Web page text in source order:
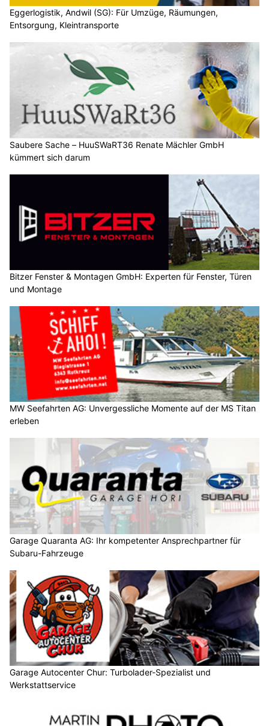
Eggerlogistik, Andwil (SG): Für Umzüge, Räumungen,
Entsorgung, Kleintransporte
Saubere Sache – HuuSWaRT36 Renate Mächler GmbH
kümmert sich darum
Bitzer Fenster & Montagen GmbH: Experten für Fenster, Türen
und Montage
MW Seefahrten AG: Unvergessliche Momente auf der MS Titan
erleben
Garage Quaranta AG: Ihr kompetenter Ansprechpartner für
Subaru-Fahrzeuge
Garage Autocenter Chur: Turbolader-Spezialist und
Werkstattservice